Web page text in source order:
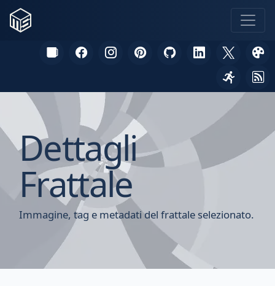
Dettagli
Frattale
Immagine, tag e metadati del frattale selezionato.